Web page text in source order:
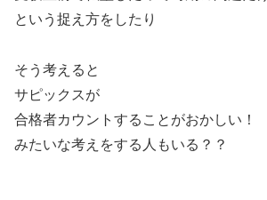
という捉え方をしたり
そう考えると
サピックスが
合格者カウントすることがおかしい！
みたいな考えをする人もいる？？